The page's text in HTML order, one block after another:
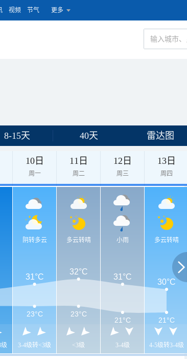
视频 节气 更多
8-15天 40天 雷达图
10日
周一
11日
周二
12日
周三
13日
周四
阴转多云
3-4级转<3级
多云转晴
<3级
小雨
3-4级
多云转晴
4-5级转3-4级
31°C
32°C
31°C
30°C
23°C 23°C
21°C 21°C